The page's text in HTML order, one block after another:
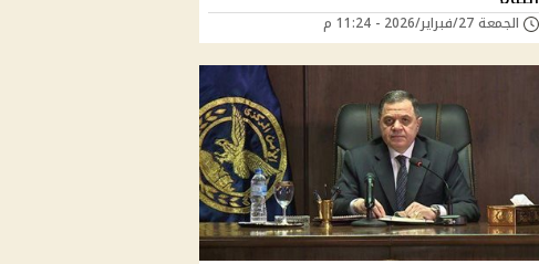
الجمعة 27/فبراير/2026 - 11:24 م